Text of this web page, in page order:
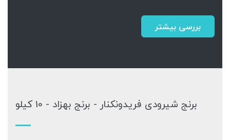
بررسی بیشتر
برنج شیرودی فریدونکنار - برنج بهزاد - 10 کیلو